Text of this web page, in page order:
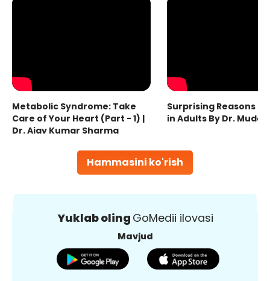
Hammasini ko'rish
Metabolic Syndrome: Take
Care of Your Heart (Part - 1) |
Dr. Ajay Kumar Sharma
Surprising Reasons
in Adults By Dr.
Yuklab oling GoMedii ilovasi
Mavjud